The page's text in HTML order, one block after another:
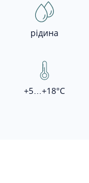
рідина
+5…+18°С